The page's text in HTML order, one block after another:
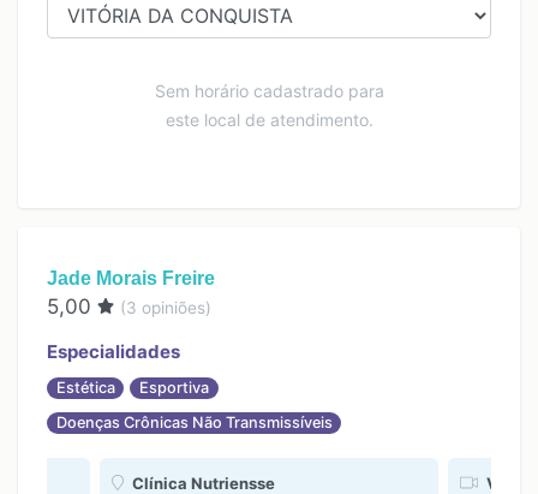
Sem horário cadastrado para
este local de atendimento.
Jade Morais Freire
5,00 (3 opiniões)
Especialidades
Estética
Esportiva
Doenças Crônicas Não Transmissíveis
Clínica Nutriensse